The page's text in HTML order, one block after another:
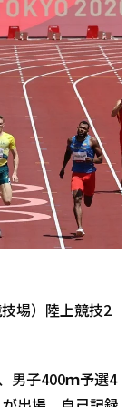
場）陸上競技2
男子400ｍ予選4